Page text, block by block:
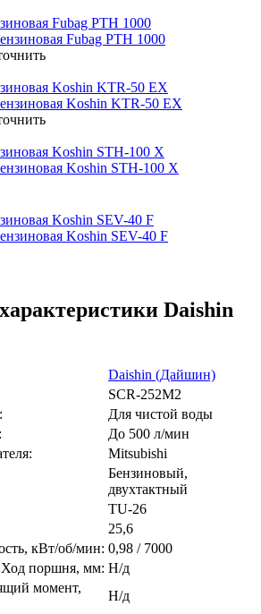
Fubag PTH 1000
Koshin KTR-50 EX
Koshin STH-100 X
Koshin SEV-40 F
Daishin
Daishin (Дайшин)
SCR-252M2
Для чистой воды
До 500 л/мин
Mitsubishi
Бензиновый,
двухтактный
TU-26
25,6
кВт/об/мин: 0,98 / 7000
Ход поршня, мм: Н/д
момент,
Н/д